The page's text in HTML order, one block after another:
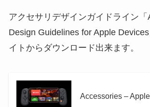
アクセサリデザインガイドライン
Design Guidelines for Apple
イトからダウンロード出来ます。
Accessories –